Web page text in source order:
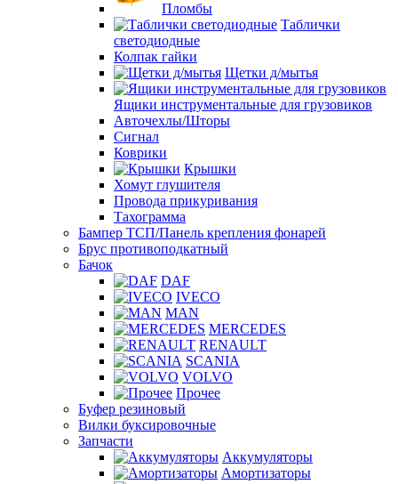
Пломбы
Таблички
светодиодные
Колпак гайки
Щетки д/мытья
Ящики инструментальные для грузовиков
Авточехлы/Шторы
Сигнал
Коврики
Крышки
Хомут глушителя
Провода прикуривания
Тахограмма
Бампер ТСП/Панель крепления фонарей
Брус противоподкатный
Бачок
DAF
IVECO
MAN
MERCEDES
RENAULT
SCANIA
VOLVO
Прочее
Буфер резиновый
Вилки буксировочные
Запчасти
Аккумуляторы
Амортизаторы